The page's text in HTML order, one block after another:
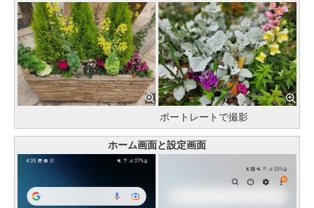
ポートレートで撮影
ホーム画面と設定画面